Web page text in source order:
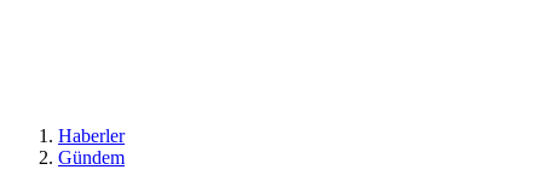
Haberler
Gündem